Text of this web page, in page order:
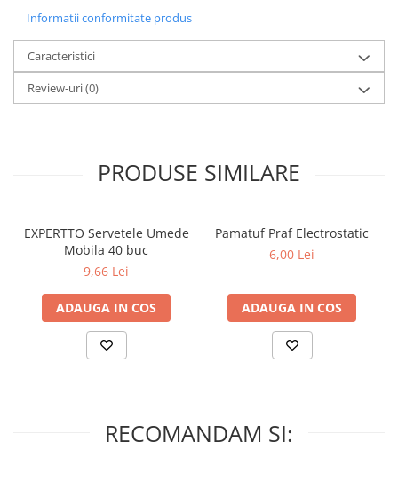
Informatii conformitate produs
Caracteristici
Review-uri(0)
PRODUSE SIMILARE
EXPERTTO Servetele Umede
Mobila 40 buc
9,66 Lei
ADAUGA IN COS
Pamatuf Praf Electrostatic
6,00 Lei
ADAUGA IN COS
RECOMANDAM SI: